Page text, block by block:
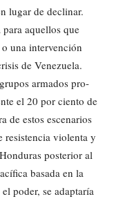
lugar de declinar.
aquellos que
una intervención
de Venezuela.
armados pro-
el 20 por ciento de
de estos escenarios
resistencia violenta y
posterior al
basada en la
poder, se adaptaría